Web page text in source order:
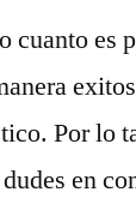
cuanto es
Por lo
en